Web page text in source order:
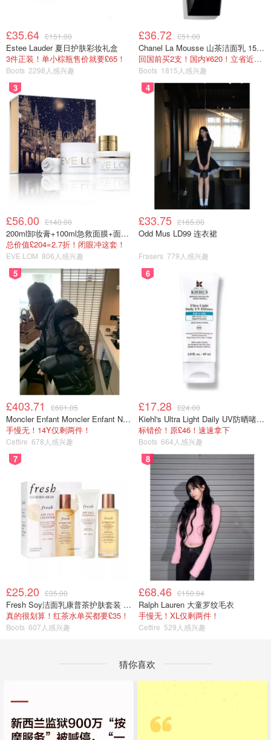
£35.64 £151.00
Estee Lauder 夏日护肤彩妆礼盒
3件正装！单小棕瓶售价就要£65！
Boots 2298人感兴趣
£36.72 £51.00
Chanel La Mousse 山茶洁面乳 150ml
回国前买2支！国内¥620！立省近一半！
Boots 1815人感兴趣
3
£56.00 £140.00
200ml卸妆膏+100ml急救面膜+面霜+洁颜布
总价值£204=2.7折！闭眼冲这套！
EVE LOM 806人感兴趣
4
£33.75 £165.00
Odd Mus LD99 连衣裙
Frasers 779人感兴趣
5
£403.71 £601.05
Moncler Enfant Moncler Enfant New Aubert 连帽羽绒服
手慢无！14Y仅剩两件！
Cettire 678人感兴趣
6
£17.28 £24.00
Kiehl's Ultra Light Daily UV防晒啫喱 SPF50 PA++++ 60ml
标错价！原£46！速速拿下
Boots 664人感兴趣
7
£25.20 £35.00
Fresh Soy洁面乳康普茶护肤套装 100ml
真的很划算！红茶水单买都要£35！
Boots 607人感兴趣
8
£68.46 £150.94
Ralph Lauren 大童罗纹毛衣
手慢无！XL仅剩两件！
Cettire 529人感兴趣
猜你喜欢